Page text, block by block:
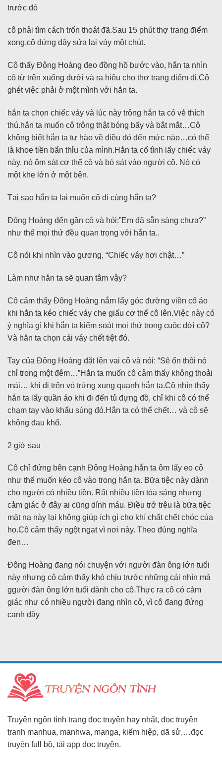
trước đó
cô phải tìm cách trốn thoát đã.Sau 15 phút thợ trang điểm
xong,cô đứng dậy sửa lại váy một chút.
Cô thấy Đông Hoàng đeo đồng hồ bước vào, hắn ta nhìn
cô từ trên xuống dưới và ra hiệu cho thợ trang điểm đi.Cô
ghét việc phải ở một mình với hắn ta.
hắn ta chọn chiếc váy và lúc này trông hắn ta có vẻ thích
thú.hắn ta muốn cô trông thật bóng bẩy và bắt mắt…Cô
không biết hắn ta tự hào về điều đó đến mức nào…có thể
là khoe tiền bẩn thỉu của mình.Hắn ta cố tình lấy chiếc váy
này, nó ôm sát cơ thể cô và bó sát vào người cô. Nó có
một khe lớn ở một bên.
Tại sao hắn ta lại muốn cô đi cùng hắn ta?
Đông Hoàng đến gần cô và hỏi:”Em đã sẵn sàng chưa?”
như thể mọi thứ đều quan trọng với hắn ta..
Cô nói khi nhìn vào gương, “Chiếc váy hơi chật…”
Làm như hắn ta sẽ quan tâm vậy?
Cô cảm thấy Đông Hoàng nắm lấy góc đường viền cổ áo
khi hắn ta kéo chiếc váy che giấu cơ thể cô lên.Việc này có
ý nghĩa gì khi hắn ta kiểm soát mọi thứ trong cuộc đời cô?
Và hắn ta chọn cái váy chết tiệt đó.
Tay của Đông Hoàng đặt lên vai cô và nói: “Sẽ ổn thôi nó
chỉ trong một đêm…”Hắn ta muốn cô cảm thấy không thoải
mái… khi đi trên vỏ trứng xung quanh hắn ta.Cô nhìn thấy
hắn ta lấy quần áo khi đi đến tủ đựng đồ, chỉ khi cô có thể
chạm tay vào khẩu súng đó.Hắn ta có thể chết… và cô sẽ
không đau khổ.
2 giờ sau
Cô chỉ đứng bên cạnh Đông Hoàng,hắn ta ôm lấy eo cô
như thể muốn kéo cô vào trong hắn ta. Bữa tiệc này dành
cho người có nhiều tiền. Rất nhiều tiền tỏa sáng nhưng
cảm giác ở đây ai cũng dính máu. Điều trớ trêu là bữa tiệc
mặt nạ này lại không giúp ích gì cho khí chất chết chóc của
họ.Cô cảm thấy ngột ngạt vì nơi này. Theo đúng nghĩa
đen…
Đông Hoàng đang nói chuyện với người đàn ông lớn tuổi
này nhưng cô cảm thấy khó chịu trước những cái nhìn mà
ggười đàn ông lớn tuổi dành cho cô.Thực ra cô có cảm
giác như có nhiều người đang nhìn cô, vì cô đang đứng
cạnh đây
Truyện ngôn tình trang đọc truyện hay nhất, đọc truyện
tranh manhua, manhwa, manga, kiếm hiệp, dã sử,…đọc
truyện full bộ, tải app đọc truyện.